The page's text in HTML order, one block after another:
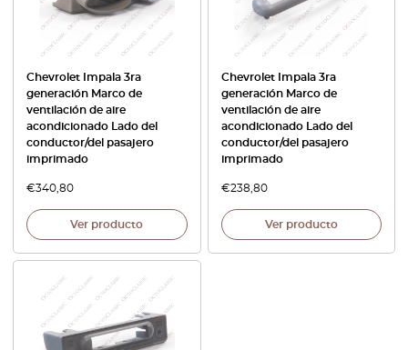
Chevrolet Impala 3ra
generación Marco de
ventilación de aire
acondicionado Lado del
conductor/del pasajero
imprimado
€340,80
Ver producto
Chevrolet Impala 3ra
generación Marco de
ventilación de aire
acondicionado Lado del
conductor/del pasajero
imprimado
€238,80
Ver producto